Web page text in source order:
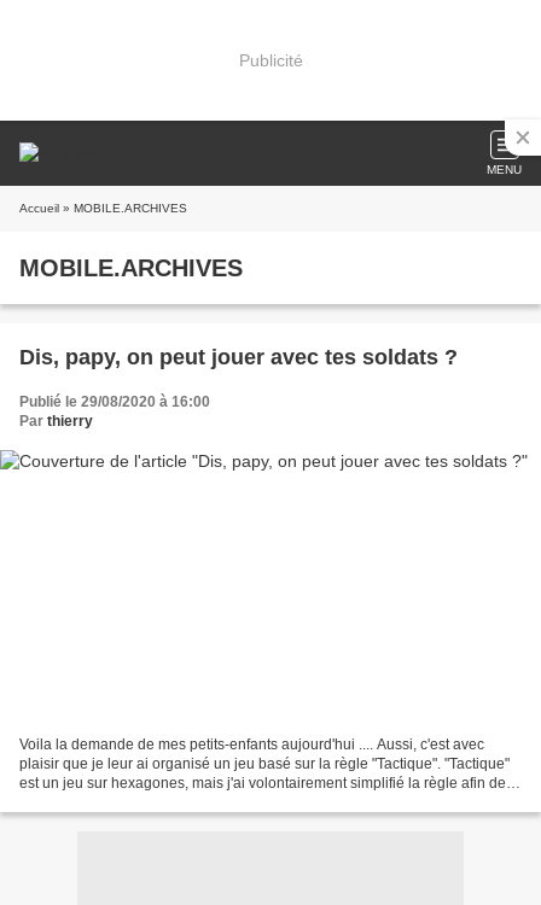
Publicité
MENU
Accueil » MOBILE.ARCHIVES
MOBILE.ARCHIVES
Dis, papy, on peut jouer avec tes soldats ?
Publié le 29/08/2020 à 16:00
Par thierry
Voila la demande de mes petits-enfants aujourd'hui .... Aussi, c'est avec
plaisir que je leur ai organisé un jeu basé sur la règle "Tactique". "Tactique"
est un jeu sur hexagones, mais j'ai volontairement simplifié la règle afin de la